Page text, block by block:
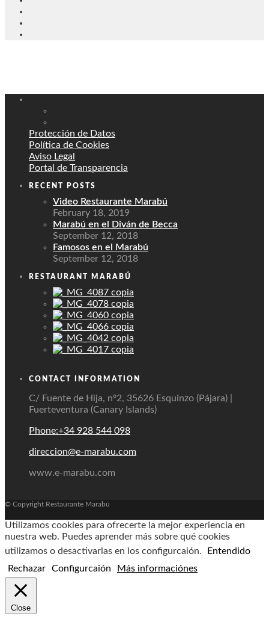
Protección de Datos
Política de Cookies
Aviso Legal
Portal de Transparencia
RECENT POSTS
Video Restaurante Marabú
February 18, 2019
Marabú en el Diván de Becca
September 12, 2018
Famosos en el Marabú
September 12, 2018
RESTAURANT MARABÚ
CONTACT INFORMATION
C/ Fuente de Hija, nº2, 35626 Esquinzo (Pájara) |
Fuerteventura (Canary Islands)
Phone:+34 928 544 098
direccion@e-marabu.com
www.e-marabu.com
© Copyright Restaurante Marabú
Utilizamos cookies para ofrecerte la mejor experiencia en
nuestra web. Puedes aprender más sobre qué cookies
utilizamos o desactivarlas en los configurcaión.
Entendido
Rechazar
Configurcaión Más informaciónes
Close